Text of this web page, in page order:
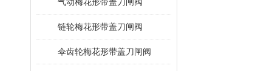
链轮梅花形带盖刀闸阀
伞齿轮梅花形带盖刀闸阀